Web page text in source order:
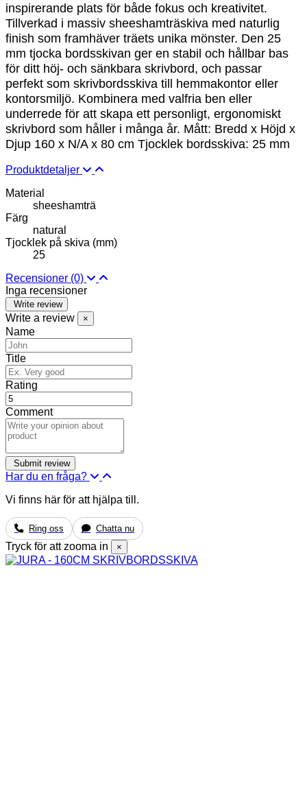
inspirerande plats för både fokus och kreativitet.
Tillverkad i massiv sheeshamträskiva med naturlig
finish som framhäver träets unika mönster. Den 25
mm tjocka bordsskivan ger en stabil och hållbar bas
för ditt höj- och sänkbara skrivbord, och passar
perfekt som skrivbordsskiva till hemmakontor eller
kontorsmiljö. Kombinera med valfria ben eller
underrede för att skapa ett personligt, ergonomiskt
skrivbord som håller i många år. Mått: Bredd x Höjd x
Djup 160 x N/A x 80 cm Tjocklek bordsskiva: 25 mm
Produktdetaljer
Material
sheeshamträ
Färg
natural
Tjocklek på skiva (mm)
25
Recensioner (0)
Inga recensioner
Write review
Write a review ×
Name
Title
Rating
Comment
Har du en fråga?
Vi finns här för att hjälpa till.
Ring oss Chatta nu
Tryck för att zooma in ×